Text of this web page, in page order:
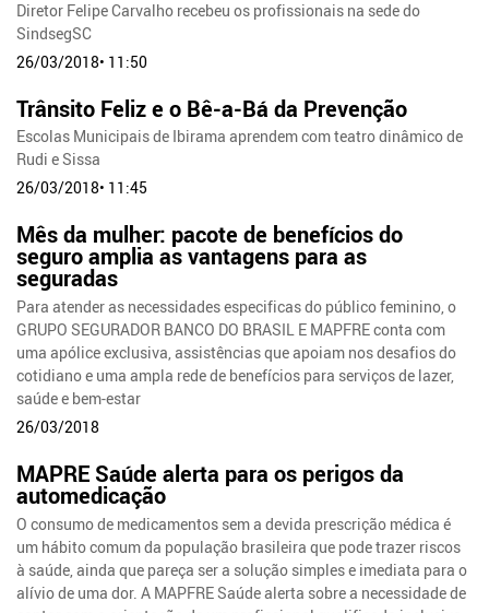
Diretor Felipe Carvalho recebeu os profissionais na sede do
SindsegSC
26/03/2018• 11:50
Trânsito Feliz e o Bê-a-Bá da Prevenção
Escolas Municipais de Ibirama aprendem com teatro dinâmico de
Rudi e Sissa
26/03/2018• 11:45
Mês da mulher: pacote de benefícios do
seguro amplia as vantagens para as
seguradas
Para atender as necessidades especificas do público feminino, o
GRUPO SEGURADOR BANCO DO BRASIL E MAPFRE conta com
uma apólice exclusiva, assistências que apoiam nos desafios do
cotidiano e uma ampla rede de benefícios para serviços de lazer,
saúde e bem-estar
26/03/2018
MAPRE Saúde alerta para os perigos da
automedicação
O consumo de medicamentos sem a devida prescrição médica é
um hábito comum da população brasileira que pode trazer riscos
à saúde, ainda que pareça ser a solução simples e imediata para o
alívio de uma dor. A MAPFRE Saúde alerta sobre a necessidade de